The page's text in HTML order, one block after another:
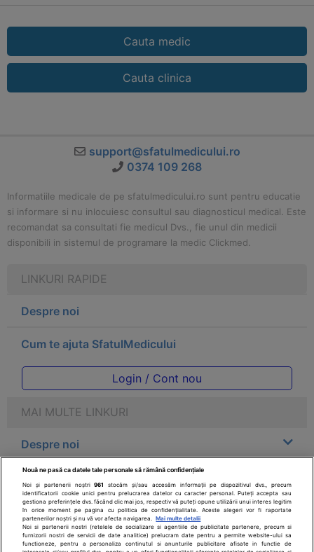
Cauta medic
Cauta clinica
support@sfatulmedicului.ro
0374 109 268
Informatiile medicale de pe sfatulmedicului.ro sunt pentru educatie
si informare si nu inlocuiesc consultul sau diagnosticul medical. Este
recomandat sa consultati fie medicul Dvs., fie unul din medicii
disponibili in sistemul de programare la medic Clickmed.
LINKURI RAPIDE
Despre noi
Cum te ajuta SfatulMedicului
Login / Cont nou
MAI MULTE LINKURI
Despre noi
Legal
Drepturile consumatorului
Parteneri
Nouă ne pasă ca datele tale personale să rămână confidențiale
Noi și partenerii noștri961
stocăm și/sau accesăm informații pe dispozitivul dvs., precum
identificatorii cookie unici pentru prelucrarea datelor cu caracter personal. Puteți accepta sau
gestiona preferințele dvs. făcând clic mai jos, respectiv vă puteți opune utilizării unui interes legitim
în orice moment pe pagina cu politica de confidențialitate. Aceste alegeri vor fi raportate
partenerilor noștri și nu vă vor afecta navigarea.
Mai multe detalii
Noi si partenerii nostri (retelele de socializare si agentiile de publicitate partenere, precum si
furnizorii nostri de servicii de date analitice) prelucram date pentru a permite website-ului sa
functioneze, pentru a personaliza continutul si anunturile publicitare afisate in functie de